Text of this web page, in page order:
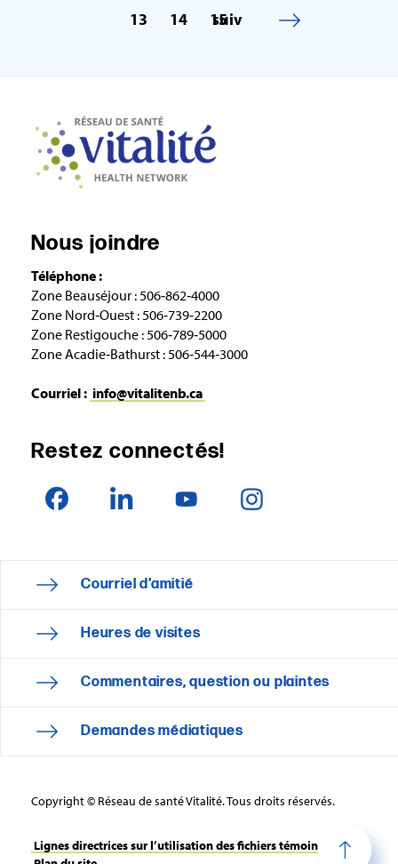
13
14 15
suiv
Nous joindre
Téléphone :
Zone Beauséjour : 506‑862‑4000
Zone Nord‑Ouest : 506‑739‑2200
Zone Restigouche : 506‑789‑5000
Zone Acadie‑Bathurst : 506‑544‑3000
Courriel : info@vitalitenb.ca
Restez connectés!
Courriel d’amitié
Heures de visites
Commentaires, question ou plaintes
Demandes médiatiques
Copyright © Réseau de santé Vitalité. Tous droits réservés.
Lignes directrices sur l’utilisation des fichiers témoins